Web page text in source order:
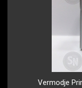
Vermodje